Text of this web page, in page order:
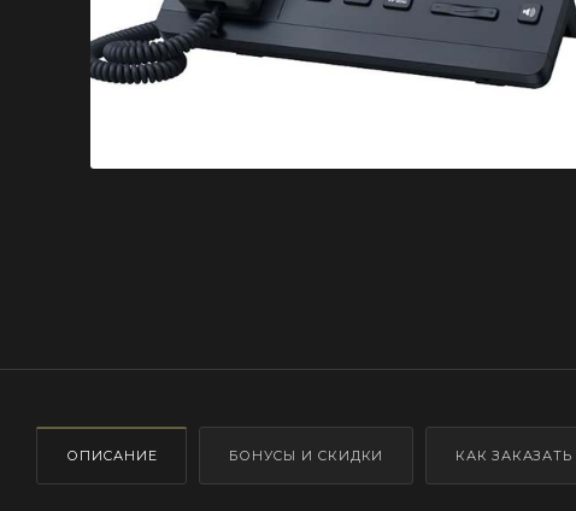
ОПИСАНИЕ БОНУСЫ И СКИДКИ КАК ЗАКАЗАТЬ